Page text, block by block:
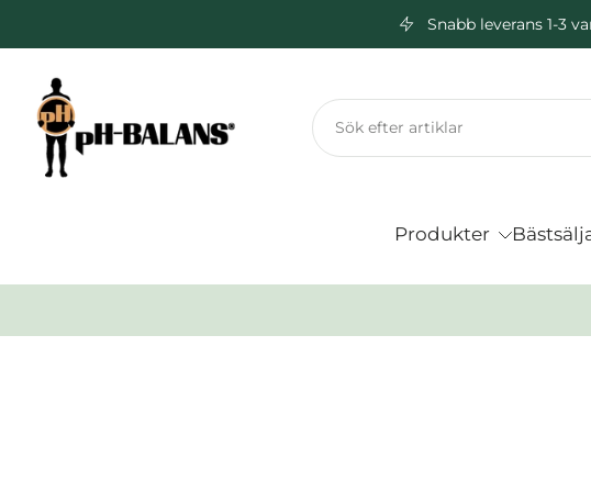
till
innehåll
Snabb leverans 1-3
Produkter